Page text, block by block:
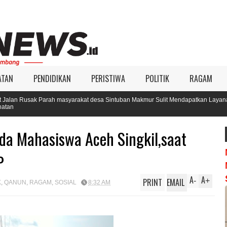
PENDIDIKAN PERISTIWA POLITIK RAGAM
masyarakat desa Sintuban Makmur Sulit Mendapatkan Layanan
Mahasiswa Aceh Singkil,saat
, QANUN , RAGAM , SOSIAL 8:32 AM A+
A-
PRINT EMAIL